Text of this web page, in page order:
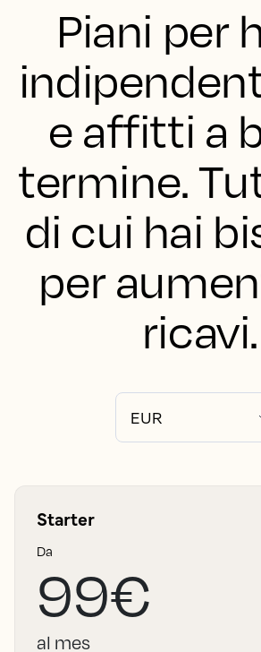
Piani per
e affitti a
termine.
di cui hai
per
ricavi.
Starter
Da
99€
al mes